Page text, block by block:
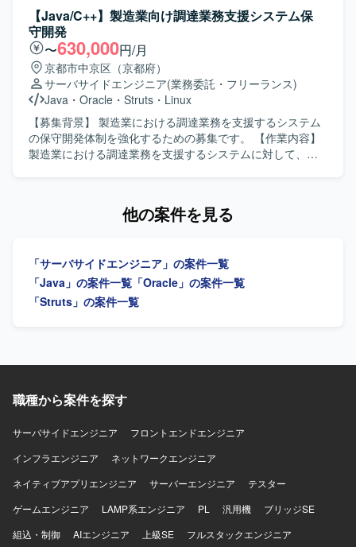
関わることで、業務理解とレガシー環境でのモダナイズに
向けた知見を高めることができます。 【開発環境】 Java／
Struts／JSP／JavaScript／SVF／Oracleを中心としたWeb
アプリケーション環境で、Eclipseを利用した開発となりま
す。
作業を実施していただきます。既存機能の改修や追加開
発、仕様変更対応などを中心にご担当いただきます。 【求
める人物像】 自ら課題を発見し、チーム内で作業内容や方
針の提案・改善を行っていただける方を求めています。一
連の開発工程を主体的に進められ、関係者と円滑にコミュ
ニケーションを取りながら品質と生産性の両立を図れる方
が望ましいです。 【ポジションの魅力】 業務に密着したシ
ステムの保守開発を通じて、製造業の調達業務に関するド
メイン知識を深めることができます。影響調査からリリー
スまでを一貫して担当するため、上流から下流まで幅広い
【Java/C++】製造業向け調達業務支援システム保
守開発
〜630,000円/月
京都市中京区（京都府）
サーバサイドエンジニア(業務委託・フリーランス)
Java ・ Oracle ・ Struts ・ Linux
【募集背景】 製造業における調達業務を支援するシステム
の保守開発体制を強化するための募集です。 【作業内容】
製造業における調達業務を支援するシステムに対して、ユ
提案や改善ができる主体性のある方を求めています。影響
【ポジションの魅力】 製造業の調達業務を支える基幹系シ
ステムの保守開発に携わることで、業務理解と技術力の双
方を高めることができます。上流の要件整理からリリース
まで一貫して関わることで、フルスタックな開発スキルと
他の案件を見る
「サーバサイドエンジニア」の案件一覧
「Java」の案件一覧 「Oracle」の案件一覧
「Struts」の案件一覧
職種から案件を探す
サーバサイドエンジニア
フロントエンドエンジニア
インフラエンジニア
ネットワークエンジニア
ネイティブアプリエンジニア
サーバーエンジニア
テスター
ゲームエンジニア
LAMP系エンジニア PL 汎用機
ブリッジSE
組込・制御
AIエンジニア 上級SE
フルスタックエンジニア